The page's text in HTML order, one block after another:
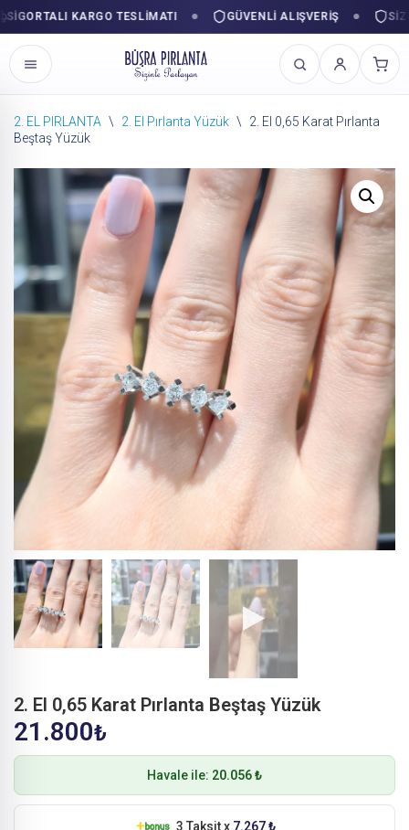
KARGO TESLIMATI GÜVENLI ALIŞVERIŞ
İçeriğe
2. EL PIRLANTA \ 2. El Pırlanta Yüzük \
2. El 0,65 Karat Pırlanta
Beştaş Yüzük
2. El 0,65 Karat Pırlanta Beştaş Yüzük
21.800₺
Havale ile: 20.056 ₺
3 Taksit x 7.267 ₺